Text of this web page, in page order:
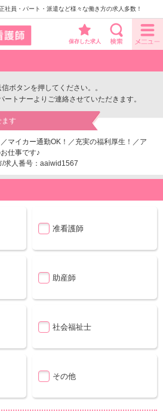
社員・パート・派遣など様々な働き方の求人多数！
保存した求人
ボタンを押してください。。
トナーよりご連絡させていただきます。
す
マイカー通勤OK！／充実の福利厚生！／ア
仕事です♪
/求人番号：aaiwid1567
准看護師
助産師
社会福祉士
その他